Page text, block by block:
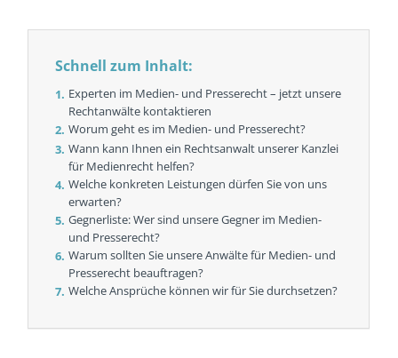
Schnell zum Inhalt:
Experten im Medien- und Presserecht – jetzt unsere
Rechtanwälte kontaktieren
Worum geht es im Medien- und Presserecht?
Wann kann Ihnen ein Rechtsanwalt unserer Kanzlei
für Medienrecht helfen?
Welche konkreten Leistungen dürfen Sie von uns
erwarten?
Gegnerliste: Wer sind unsere Gegner im Medien-
und Presserecht?
Warum sollten Sie unsere Anwälte für Medien- und
Presserecht beauftragen?
Welche Ansprüche können wir für Sie durchsetzen?